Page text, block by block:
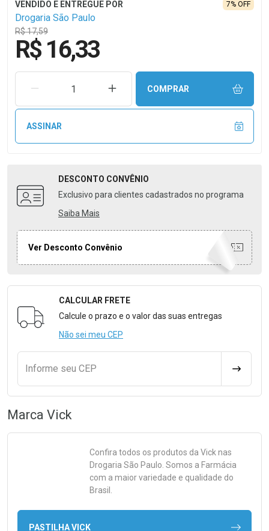
Drogaria São Paulo
R$ 17,59
7% OFF
R$ 16,33
REMOVER UMA UNIDADEAUMENTAR UMA UNIDADE
COMPRAR
ASSINAR
DESCONTO CONVÊNIO
Exclusivo para clientes cadastrados no programa
Saiba Mais
Ver Desconto Convênio
Formulário para Calcular o Frete
CALCULAR FRETE
Calcule o prazo e o valor das suas entregas
Não sei meu CEP
Informe seu CEP
Marca Vick
Confira todos os produtos da Vick nas
Drogaria São Paulo. Somos a Farmácia
com a maior variedade e qualidade do
Brasil.
PASTILHA VICK